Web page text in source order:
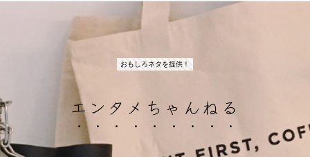
おもしろネタを提供！
エンタメちゃんねる